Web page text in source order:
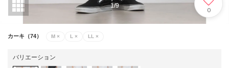
1/9
0
カーキ（74） M × L × LL ×
バリエーション